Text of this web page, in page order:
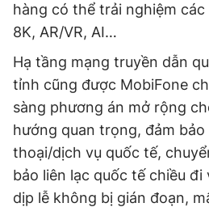
hàng có thể trải nghiệm
8K, AR/VR, AI…
Hạ tầng mạng truyền dẫn
tỉnh cũng được MobiFone
sàng phương án mở rộng
hướng quan trọng, đảm
thoại/dịch vụ quốc tế,
bảo liên lạc quốc tế chiều đi
dịp lễ không bị gián đoạn,